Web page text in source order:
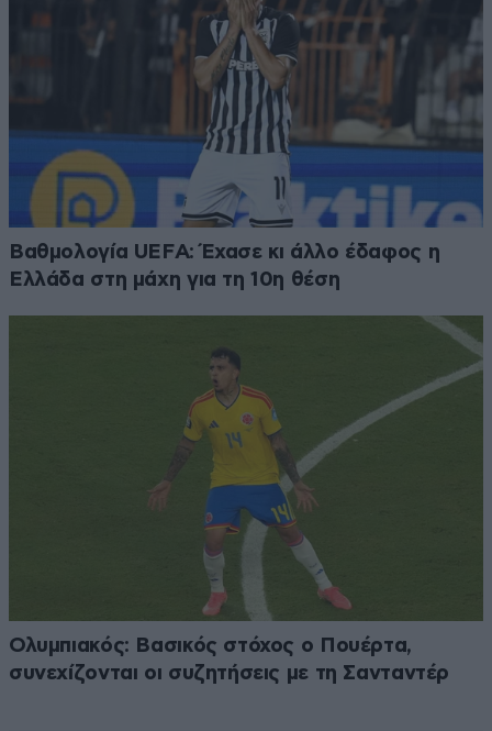
Βαθμολογία UEFA: Έχασε κι άλλο έδαφος η
Ελλάδα στη μάχη για τη 10η θέση
Ολυμπιακός: Βασικός στόχος ο Πουέρτα,
συνεχίζονται οι συζητήσεις με τη Σανταντέρ